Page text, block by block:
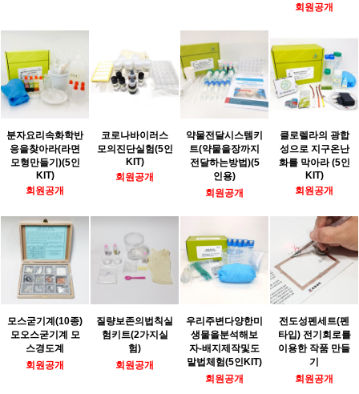
회원공개
분자요리속화학반
응을찾아라(라면
모형만들기)(5인
KIT)
회원공개
코로나바이러스
모의진단실험(5인
KIT)
회원공개
약물전달시스템키
트(약물을장까지
전달하는방법)(5
인용)
회원공개
클로렐라의 광합
성으로 지구온난
화를 막아라 (5인
KIT)
회원공개
모스굳기계(10종)
모오스굳기계 모
스경도계
회원공개
질량보존의법칙실
험키트(2가지실
험)
회원공개
우리주변다양한미
생물을분석해보
자-배지제작및도
말법체험(5인KIT)
회원공개
전도성펜세트(펜
타입) 전기회로를
이용한 작품 만들
기
회원공개